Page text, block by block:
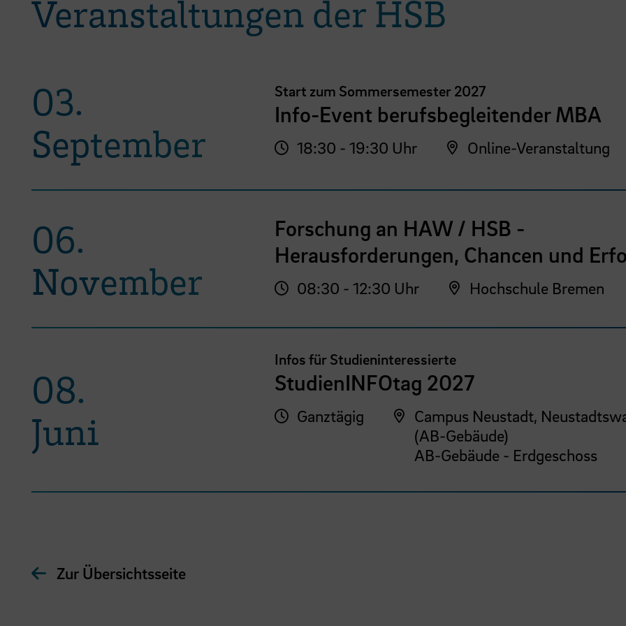
Veranstaltungen der HSB
03.
September
Start zum Sommersemester 2027
Info-Event berufsbegleitender MBA
18:30 - 19:30 Uhr Online-Veranstaltung
06.
November
Forschung an HAW / HSB -
Herausforderungen, Chancen und
08:30 - 12:30 Uhr Hochschule Bremen
08.
Juni
Infos für Studieninteressierte
StudienINFOtag 2027
Ganztägig
Campus Neustadt,
(AB-Gebäude)
AB-Gebäude - Erdgeschoss
Zur Übersichtsseite